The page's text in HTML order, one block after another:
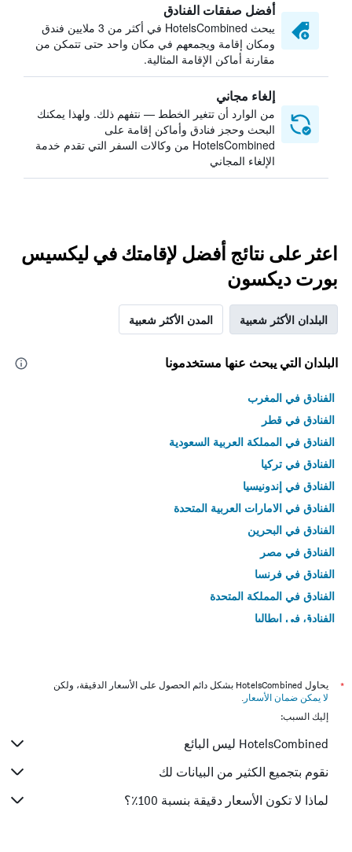
أفضل صفقات الفنادق
يبحث HotelsCombined في أكثر من 3 ملايين فندق
ومكان إقامة ويجمعهم في مكان واحد حتى تتمكن من
مقارنة أماكن الإقامة المثالية.
إلغاء مجاني
من الوارد أن تتغير الخطط — نتفهم ذلك. ولهذا يمكنك
البحث وحجز فنادق وأماكن إقامة على
HotelsCombined من وكالات السفر التي تقدم خدمة
الإلغاء المجاني
اعثر على نتائج أفضل لإقامتك في ليكسيس
بورت ديكسون
البلدان الأكثر شعبية المدن الأكثر شعبية
البلدان التي يبحث عنها مستخدمونا
الفنادق في المغرب
الفنادق في قطر
الفنادق في المملكة العربية السعودية
الفنادق في تركيا
الفنادق في إندونيسيا
الفنادق في الامارات العربية المتحدة
الفنادق في البحرين
الفنادق في مصر
الفنادق في فرنسا
الفنادق في المملكة المتحدة
الفنادق في إيطاليا
*
يحاول HotelsCombined بشكل دائم الحصول على الأسعار الدقيقة، ولكن
لا يمكن ضمان الأسعار .
إليك السبب:
HotelsCombined ليس البائع
نقوم بتجميع الكثير من البيانات لك
لماذا لا تكون الأسعار دقيقة بنسبة 100٪؟